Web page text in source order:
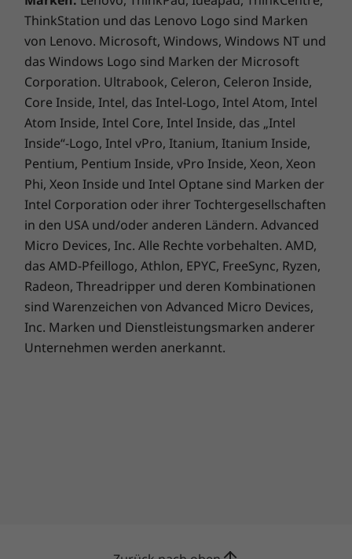
Die zum Aufpreis erhältlichen Smart Office
Professional Services von Lenovo bieten
individuelle Services, die genau auf die Smart
Office Produktreihe zugeschnitten sind, damit
Sie diese hochmodernen Lösungen für die
Zusammenarbeit optimal nutzen können. Der
ThinkSmart View für Zoom beinhaltet Premier
Support Services mit den folgenden
Einschränkungen: Premier Support umfasst
Depot-Service, aber nicht Vor-Ort-Service. Er
enthält keine Berechtigung für die priorisierte
Arbeits- und Ersatzteilbereitstellung und für
das Lenovo Service Connect-Portal.
Die technischen Daten können je nach Region/Modell variieren.
ThinkStation und das Lenovo Logo sind Marken
von Lenovo. Microsoft, Windows, Windows NT und
das Windows Logo sind Marken der Microsoft
Corporation. Ultrabook, Celeron, Celeron Inside,
Core Inside, Intel, das Intel-Logo, Intel Atom, Intel
Atom Inside, Intel Core, Intel Inside, das „Intel
Inside“-Logo, Intel vPro, Itanium, Itanium Inside,
Pentium, Pentium Inside, vPro Inside, Xeon, Xeon
Phi, Xeon Inside und Intel Optane sind Marken der
Intel Corporation oder ihrer Tochtergesellschaften
in den USA und/oder anderen Ländern. Advanced
Micro Devices, Inc. Alle Rechte vorbehalten. AMD,
das AMD-Pfeillogo, Athlon, EPYC, FreeSync, Ryzen,
Radeon, Threadripper und deren Kombinationen
sind Warenzeichen von Advanced Micro Devices,
Inc. Marken und Dienstleistungsmarken anderer
Unternehmen werden anerkannt.